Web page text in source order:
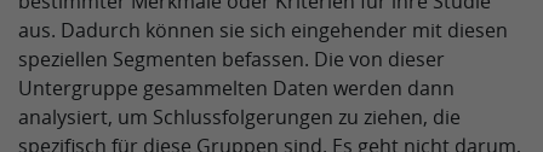
aus. Dadurch können sie sich eingehender mit diesen
speziellen Segmenten befassen. Die von dieser
Untergruppe gesammelten Daten werden dann
analysiert, um Schlussfolgerungen zu ziehen, die
spezifisch für diese Gruppen sind. Es geht nicht darum,